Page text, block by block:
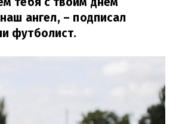
ангел, – подписал
футболист.